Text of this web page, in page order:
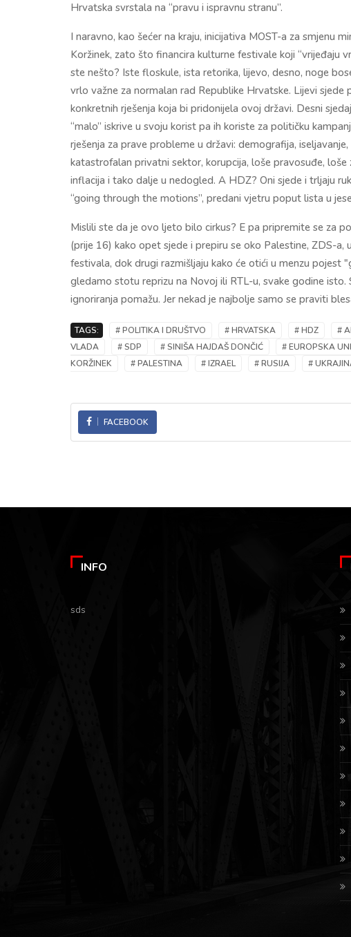
Hrvatska svrstala na “pravu i ispravnu stranu”.
I naravno, kao šećer na kraju, inicijativa MOST-a za smjenu
Koržinek, zato što financira kulturne festivale koji “vrijeđaju
ste nešto? Iste floskule, ista retorika, lijevo, desno, noge
vrlo važne za normalan rad Republike Hrvatske. Lijevi
konkretnih rješenja koja bi pridonijela ovoj državi. Desni
“malo” iskrive u svoju korist pa ih koriste za političku
rješenja za prave probleme u državi: demografija,
katastrofalan privatni sektor, korupcija, loše pravosuđe,
inflacija i tako dalje u nedogled. A HDZ? Oni sjede i trljaju
“going through the motions”, predani vjetru poput lista u
Mislili ste da je ovo ljeto bilo cirkus? E pa pripremite se za
(prije 16) kako opet sjede i prepiru se oko Palestine, ZDS-a,
festivala, dok drugi razmišljaju kako će otići u menzu pojest
gledamo stotu reprizu na Novoj ili RTL-u, svake godine
ignoriranja pomažu. Jer nekad je najbolje samo se praviti
TAGS: # POLITIKA I DRUŠTVO # HRVATSKA # HDZ #
VLADA
# SDP # SINIŠA HAJDAŠ DONČIĆ # EUROPSKA
KORŽINEK
# PALESTINA # IZRAEL # RUSIJA #
FACEBOOK
INFO
sds